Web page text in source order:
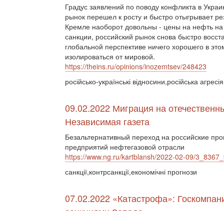
Градус заявлений по поводу конфликта в
рынок перешел к росту и быстро отыгрывает
Кремле наоборот довольны - цены на нефть
санкции, российский рынок снова быстро
глобальной перспективе ничего хорошего в
изолироваться от мировой.
https://theins.ru/opinions/inozemtsev/248423
російсько-українські відносини,російська
09.02.2022 Миграция на
Независимая газета
Безальтернативный переход на российские
предприятий нефтегазовой отрасли
https://www.ng.ru/kartblansh/2022-02-09/
санкції,контрсанкції,економічні прогнози
07.02.2022 «Катастрофа»: